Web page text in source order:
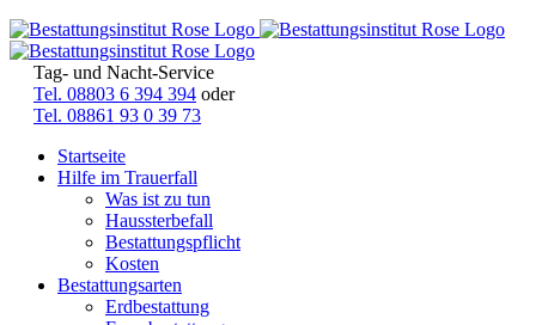
Tag- und Nacht-Service
Tel. 08803 6 394 394 oder
Tel. 08861 93 0 39 73
Startseite
Hilfe im Trauerfall
Was ist zu tun
Haussterbefall
Bestattungspflicht
Kosten
Bestattungsarten
Erdbestattung